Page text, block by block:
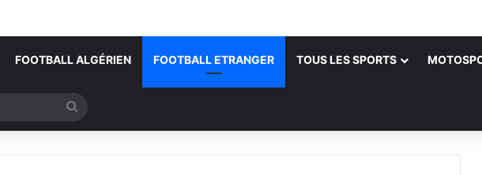
FOOTBALL ALGÉRIEN FOOTBALL ETRANGER TOUS LES SPORTS